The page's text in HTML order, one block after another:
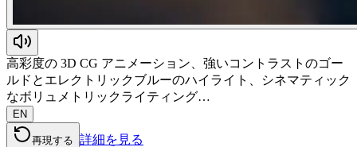
高彩度の 3D CG アニメーション、強いコントラストのゴー
ルドとエレクトリックブルーのハイライト、シネマティック
なボリュメトリックライティング…
EN
再現する 詳細を見る